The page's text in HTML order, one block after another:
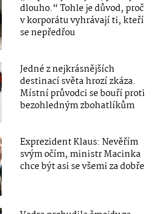
dlouho.“ Tohle je důvod, proč
v korporátu vyhrávají ti, kteří
se nepředřou
Jedné z nejkrásnějších
destinací světa hrozí zkáza.
Místní průvodci se bouří proti
bezohledným zbohatlíkům
Exprezident Klaus: Nevěřím
svým očím, ministr Macinka
chce být asi se všemi za dobře